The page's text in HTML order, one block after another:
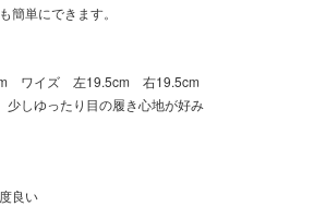
簡単にできます。
ワイズ 左19.5cm 右19.5cm
しゆったり目の履き心地が好み
良い